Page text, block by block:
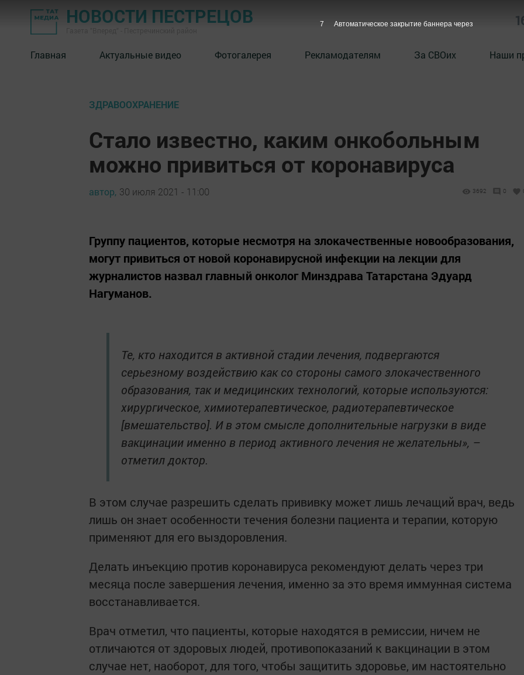
НОВОСТИ ПЕСТРЕЦОВ
Главная Актуальные видео Фотогалерея Рекламодателям За СВОих Наши
ЗДРАВООХРАНЕНИЕ
Стало известно, каким онкобольным
можно привиться от коронавируса
автор, 30 июля 2021 - 11:00 3692 0
Группу пациентов, которые несмотря на злокачественные новообразования,
могут привиться от новой коронавирусной инфекции на лекции для
журналистов назвал главный онколог Минздрава Татарстана Эдуард
Нагуманов.
Те, кто находится в активной стадии лечения, подвергаются
серьезному воздействию как со стороны самого злокачественного
образования, так и медицинских технологий, которые используются:
хирургическое, химиотерапевтическое, радиотерапевтическое
[вмешательство]. И в этом смысле дополнительные нагрузки в виде
вакцинации именно в период активного лечения не желательны», –
отметил доктор.
В этом случае разрешить сделать прививку может лишь лечащий врач, ведь
лишь он знает особенности течения болезни пациента и терапии, которую
применяют для его выздоровления.
Делать инъекцию против коронавируса рекомендуют делать через три
месяца после завершения лечения, именно за это время иммунная система
восстанавливается.
Врач отметил, что пациенты, которые находятся в ремиссии, ничем не
отличаются от здоровых людей, противопоказаний к вакцинации в этом
случае нет, наоборот, для того, чтобы защитить здоровье, им настоятельно
6 Автоматическое закрытие баннера через